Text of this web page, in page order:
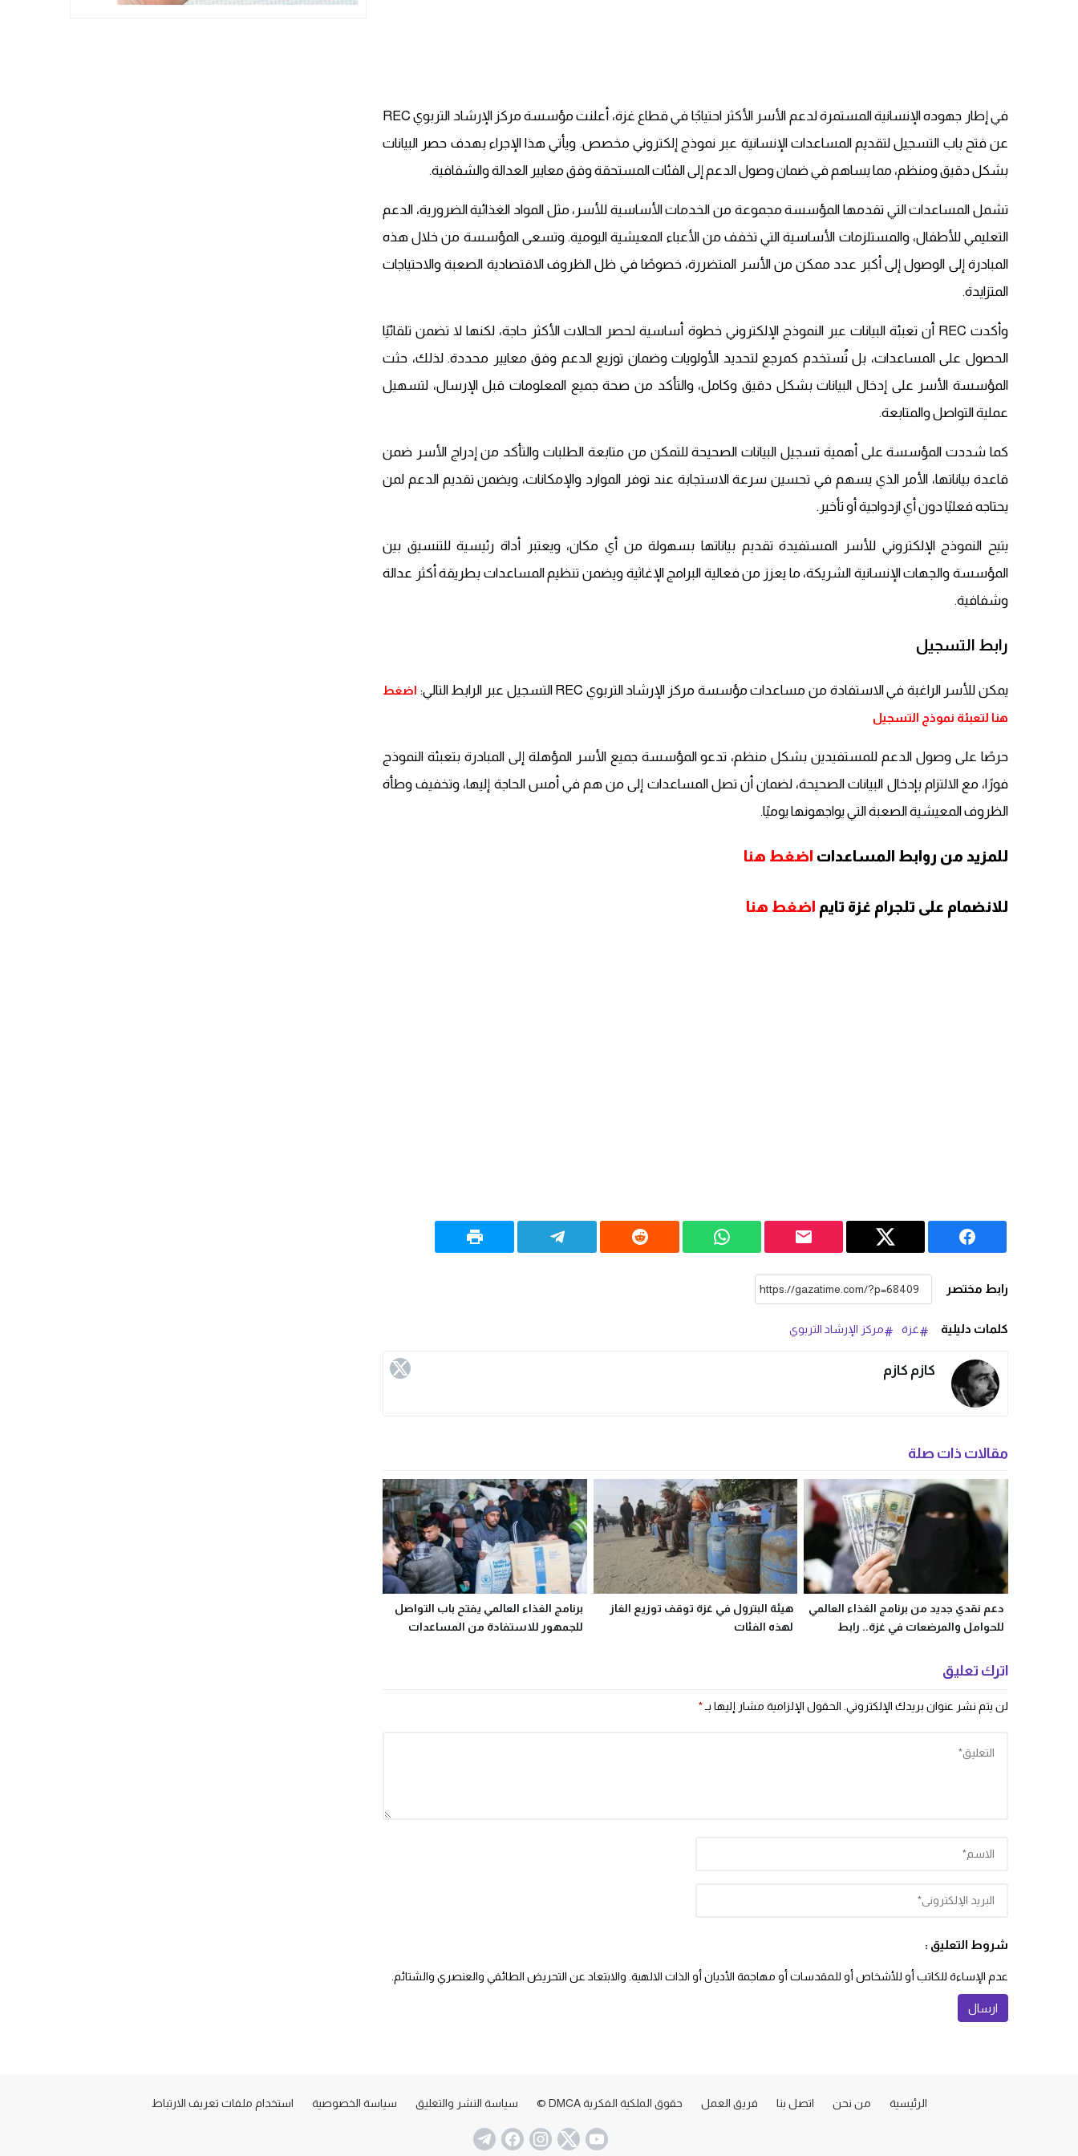
في إطار جهوده الإنسانية المستمرة لدعم الأسر الأكثر احتياجًا في قطاع غزة، أعلنت مؤسسة مركز الإرشاد التربوي REC
عن فتح باب التسجيل لتقديم المساعدات الإنسانية عبر نموذج إلكتروني مخصص. ويأتي هذا الإجراء بهدف حصر البيانات
بشكل دقيق ومنظم، مما يساهم في ضمان وصول الدعم إلى الفئات المستحقة وفق معايير العدالة والشفافية.
تشمل المساعدات التي تقدمها المؤسسة مجموعة من الخدمات الأساسية للأسر، مثل المواد الغذائية الضرورية، الدعم
التعليمي للأطفال، والمستلزمات الأساسية التي تخفف من الأعباء المعيشية اليومية. وتسعى المؤسسة من خلال هذه
المبادرة إلى الوصول إلى أكبر عدد ممكن من الأسر المتضررة، خصوصًا في ظل الظروف الاقتصادية الصعبة والاحتياجات
المتزايدة.
وأكدت REC أن تعبئة البيانات عبر النموذج الإلكتروني خطوة أساسية لحصر الحالات الأكثر حاجة، لكنها لا تضمن تلقائيًا
الحصول على المساعدات، بل تُستخدم كمرجع لتحديد الأولويات وضمان توزيع الدعم وفق معايير محددة. لذلك، حثت
المؤسسة الأسر على إدخال البيانات بشكل دقيق وكامل، والتأكد من صحة جميع المعلومات قبل الإرسال، لتسهيل
عملية التواصل والمتابعة.
كما شددت المؤسسة على أهمية تسجيل البيانات الصحيحة للتمكن من متابعة الطلبات والتأكد من إدراج الأسر ضمن
قاعدة بياناتها، الأمر الذي يسهم في تحسين سرعة الاستجابة عند توفر الموارد والإمكانات، ويضمن تقديم الدعم لمن
يحتاجه فعليًا دون أي ازدواجية أو تأخير.
يتيح النموذج الإلكتروني للأسر المستفيدة تقديم بياناتها بسهولة من أي مكان، ويعتبر أداة رئيسية للتنسيق بين
المؤسسة والجهات الإنسانية الشريكة، ما يعزز من فعالية البرامج الإغاثية ويضمن تنظيم المساعدات بطريقة أكثر عدالة
وشفافية.
رابط التسجيل
يمكن للأسر الراغبة في الاستفادة من مساعدات مؤسسة مركز الإرشاد التربوي REC التسجيل عبر الرابط التالي:
اضغط
هنا لتعبئة نموذج التسجيل
حرصًا على وصول الدعم للمستفيدين بشكل منظم، تدعو المؤسسة جميع الأسر المؤهلة إلى المبادرة بتعبئة النموذج
فورًا، مع الالتزام بإدخال البيانات الصحيحة، لضمان أن تصل المساعدات إلى من هم في أمس الحاجة إليها، وتخفيف وطأة
الظروف المعيشية الصعبة التي يواجهونها يوميًا.
للمزيد من روابط المساعدات اضغط هنا
للانضمام على تلجرام غزة تايم اضغط هنا
رابط مختصر
كلمات دليلية غزة مركز الإرشاد التربوي
كازم كازم
مقالات ذات صلة
دعم نقدي جديد من برنامج الغذاء العالمي
للحوامل والمرضعات في غزة.. رابط
هيئة البترول في غزة توقف توزيع الغاز
لهذه الفئات
برنامج الغذاء العالمي يفتح باب التواصل
للجمهور للاستفادة من المساعدات
اترك تعليق
لن يتم نشر عنوان بريدك الإلكتروني. الحقول الإلزامية مشار إليها بـ *
شروط التعليق :
عدم الإساءة للكاتب أو للأشخاص أو للمقدسات أو مهاجمة الأديان أو الذات الالهية. والابتعاد عن التحريض الطائفي والعنصري والشتائم.
الرئيسية من نحن اتصل بنا فريق العمل حقوق الملكية الفكرية DMCA © سياسة النشر والتعليق سياسة الخصوصية استخدام ملفات تعريف الارتباط